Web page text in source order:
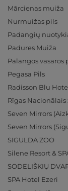
Mārcienas muiža
Nurmuižas pils
Padangių
Padures Muiža
Palangos vasaros
Pegasa Pils
Radisson Blu
Rīgas
Seven Mirrors
Seven Mirrors
SIGULDA ZOO
Silene Resort &
SODELIŠKIŲ
SPA Hotel Ezeri